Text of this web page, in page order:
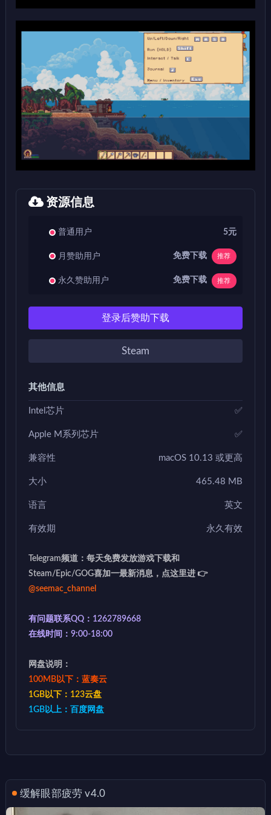
资源信息
普通用户 5元
月赞助用户 免费下载 推荐
永久赞助用户 免费下载 推荐
登录后赞助下载
Steam
其他信息
Intel芯片 ✅
Apple M系列芯片 ✅
兼容性 macOS 10.13 或更高
大小 465.48 MB
语言 英文
有效期 永久有效
Telegram频道：每天免费发放游戏下载和
Steam/Epic/GOG喜加一最新消息，点这里进 👉
@seemac_channel
有问题联系QQ：1262789668
在线时间：9:00-18:00
网盘说明：
100MB以下：蓝奏云
1GB以下：123云盘
1GB以上：百度网盘
缓解眼部疲劳 v4.0